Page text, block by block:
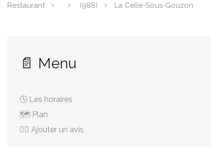
Restaurant (988) La Celle-Sous-Gouzon
📄 Menu
🕓 Les horaires
🗺️ Plan
✍🏻 Ajouter un avis